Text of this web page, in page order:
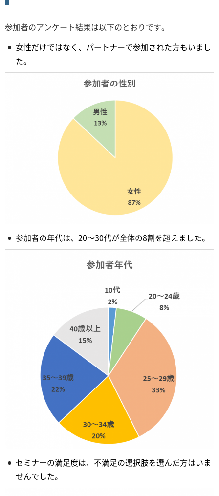
参加者のアンケート結果は以下のとおりです。
女性だけではなく、パートナーで参加された方もいまし
た。
参加者の年代は、20～30代が全体の8割を超えました。
セミナーの満足度は、不満足の選択肢を選んだ方はいま
せんでした。